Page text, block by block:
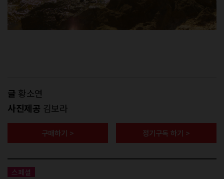
글 황소연
사진제공 김보라
구매하기 > 정기구독 하기 >
스페셜